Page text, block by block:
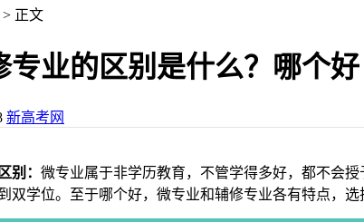
> 正文
专业的区别是什么？哪个好
新高考网
别： 微专业属于非学历教育，不管学得多好，都不会
双学位。至于哪个好，微专业和辅修专业各有特点，选